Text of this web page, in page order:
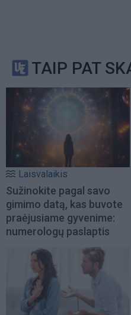
TAIP PAT
Laisvalaikis
Sužinokite pagal savo
gimimo datą, kas buvote
praėjusiame gyvenime:
numerologų paslaptis